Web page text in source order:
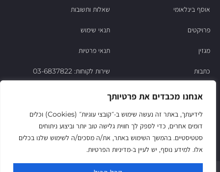
אנחנו מכבדים את פרטיותך
לידיעתך, באתר זה נעשה שימוש ב‑״קובצי עוגיות״ (Cookies) וכלים
דומים אחרים, כדי לספק לך חווית גלישה טוב יותר וביצוע ניתוחים
סטטיסטיים. בהמשך השימוש באתר, את/ה מסכים/ה לשימוש שלנו בכלים
אלו. למידע נוסף, יש לעיין ב‑מדיניות הפרטיות.
אוסף בינלאומי
פרויקטים
מגזין
כתבות
צור קשר
שאלות ותשובות
תנאי שימוש
תנאי פרטיות
שירות לקוחות: 03-6837822